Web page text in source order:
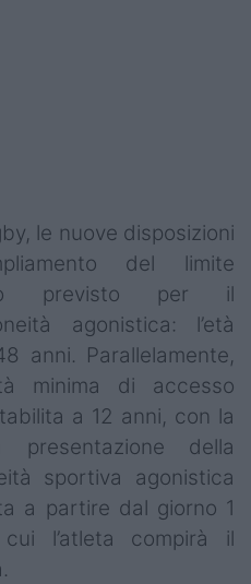
le nuove disposizioni
del limite
previsto per il
agonistica: l’età
anni. Parallelamente,
minima di accesso
a 12 anni, con la
della
sportiva agonistica
a partire dal giorno 1
l’atleta compirà il